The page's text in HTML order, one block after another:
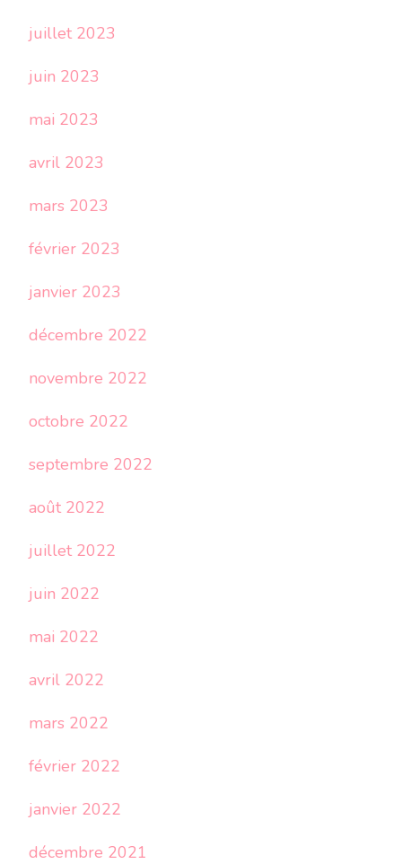
juillet 2023
juin 2023
mai 2023
avril 2023
mars 2023
février 2023
janvier 2023
décembre 2022
novembre 2022
octobre 2022
septembre 2022
août 2022
juillet 2022
juin 2022
mai 2022
avril 2022
mars 2022
février 2022
janvier 2022
décembre 2021